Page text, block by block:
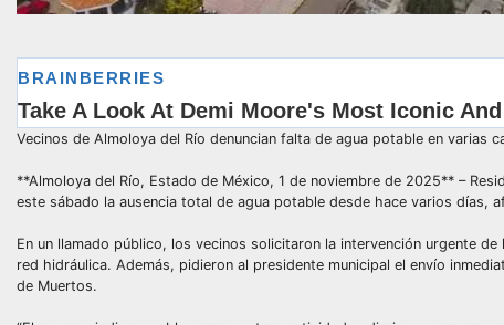
Vecinos de Almoloya del Río denuncian falta de agua potable en varias
**Almoloya del Río, Estado de México, 1 de noviembre de 2025** –
este sábado la ausencia total de agua potable desde hace varios días,
En un llamado público, los vecinos solicitaron la intervención urgente
red hidráulica. Además, pidieron al presidente municipal el envío
de Muertos.